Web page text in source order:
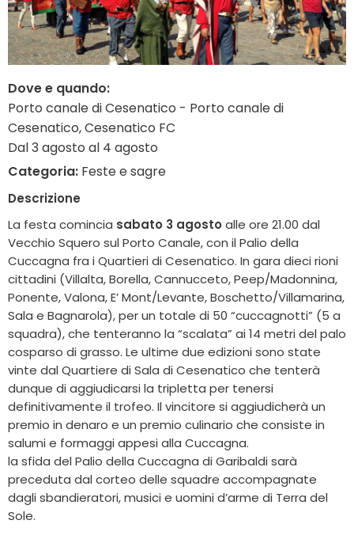
Dove e quando:
Porto canale di Cesenatico - Porto canale di
Cesenatico, Cesenatico FC
Dal 3 agosto al 4 agosto
Categoria: Feste e sagre
Descrizione
La festa comincia sabato 3 agosto alle ore 21.00 dal
Vecchio Squero sul Porto Canale, con il Palio della
Cuccagna fra i Quartieri di Cesenatico. In gara dieci rioni
cittadini (Villalta, Borella, Cannucceto, Peep/Madonnina,
Ponente, Valona, E’ Mont/Levante, Boschetto/Villamarina,
Sala e Bagnarola), per un totale di 50 “cuccagnotti” (5 a
squadra), che tenteranno la “scalata” ai 14 metri del palo
cosparso di grasso. Le ultime due edizioni sono state
vinte dal Quartiere di Sala di Cesenatico che tenterà
dunque di aggiudicarsi la tripletta per tenersi
definitivamente il trofeo. Il vincitore si aggiudicherà un
premio in denaro e un premio culinario che consiste in
salumi e formaggi appesi alla Cuccagna.
la sfida del Palio della Cuccagna di Garibaldi sarà
preceduta dal corteo delle squadre accompagnate
dagli sbandieratori, musici e uomini d’arme di Terra del
Sole.